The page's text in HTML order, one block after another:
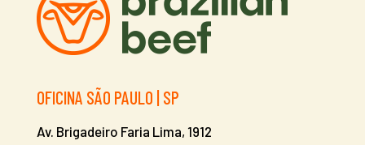
OFICINA SÃO PAULO | SP
Av. Brigadeiro Faria Lima, 1912